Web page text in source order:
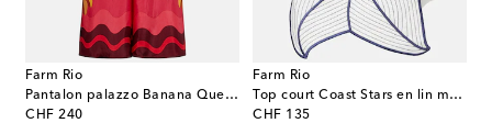
Farm Rio
Pantalon palazzo Banana Queen à imprimé
CHF 240
original price
Farm Rio
Top court Coast Stars en lin mélangé
CHF 135
original price